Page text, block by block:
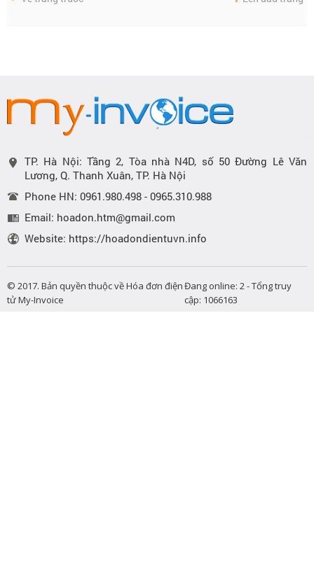
TP. Hà Nội: Tầng 2, Tòa nhà N4D, số 50 Đường Lê Văn
Lương, Q. Thanh Xuân, TP. Hà Nội
Phone HN: 0961.980.498 - 0965.310.988
Email: hoadon.htm@gmail.com
Website: https://hoadondientuvn.info
© 2017. Bản quyền thuộc về Hóa đơn điện
tử My-Invoice
Đang online: 2 - Tổng truy
cập: 1066163